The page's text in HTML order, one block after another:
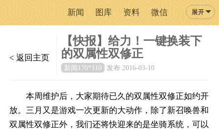
新闻 图库 资料 微信 展开
< 返回主页
【快报】给力！一键换装下
的双属性双修正
新闻170*110 发布:2016-03-10
本周维护后，大家期待已久的双属性双修正如约开
放。三月又是游戏一次更新的大动作，除了新召唤兽和
双属性双修正外，我们还将快迎来的是坐骑系统，可以